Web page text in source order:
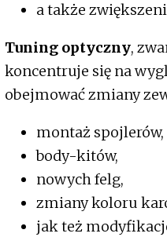
a także
Tuning optyczny,
koncentruje się na
obejmować zmiany
montaż spojlerów,
body-kitów,
nowych felg,
zmiany koloru
jak też